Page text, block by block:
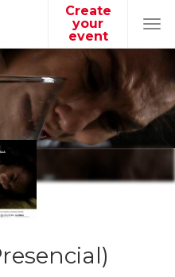
Create
your
event